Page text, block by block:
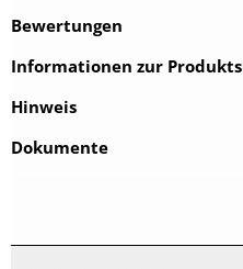
Bewertungen
Informationen zur
Hinweis
Dokumente